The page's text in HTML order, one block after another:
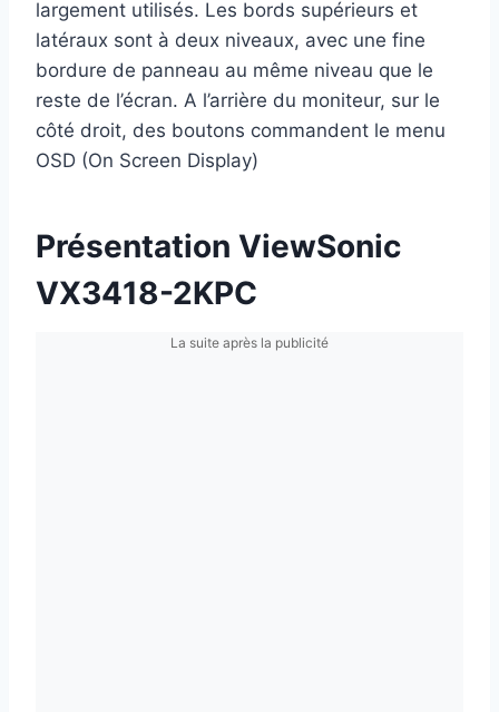
largement utilisés. Les bords supérieurs et
latéraux sont à deux niveaux, avec une fine
bordure de panneau au même niveau que le
reste de l’écran. A l’arrière du moniteur, sur le
côté droit, des boutons commandent le menu
OSD (On Screen Display)
Présentation ViewSonic
VX3418-2KPC
La suite après la publicité